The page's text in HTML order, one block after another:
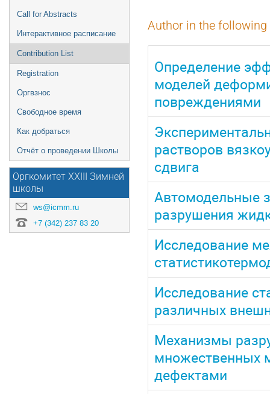
Call for Abstracts
Интерактивное расписание
Contribution List
Registration
Оргвзнос
Свободное время
Как добраться
Отчёт о проведении Школы
Оргкомитет XXIII Зимней
школы
ws@icmm.ru
+7 (342) 237 83 20
Author in the
Определение
моделей
повреждениями
растворов
сдвига
Автомодельные
разрушения
Исследование
Исследование
различных
Механизмы
множественных
дефектами